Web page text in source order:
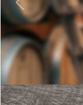
Previous